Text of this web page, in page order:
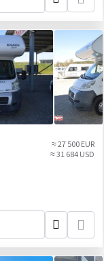
≈ 27 500 EUR
≈ 31 684 USD